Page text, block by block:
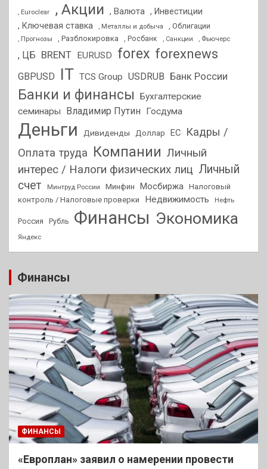
, Euroclear , Акции , Валюта , Инвестиции
, Ключевая ставка
, Металлы и добыча , Облигации
, Прогнозы , Разблокировка , Росбанк , Санкции , Фьючерс
, ЦБ BRENT EURUSD forex forexnews
GBPUSD IT TCS Group USDRUB Банк России
Банки и финансы
Бухгалтерские
семинары
Владимир Путин Госдума
Деньги Дивиденды Доллар ЕС
Кадры /
Оплата труда Компании Личный
интерес / Налоги физических лиц Личный
счет
Минтруд России Минфин Мосбиржа Налоговый
контроль / Налоговые проверки
Недвижимость Нефть
Россия Рубль Финансы Экономика
Яндекс
Финансы
ФИНАНСЫ
«Европлан» заявил о намерении провести